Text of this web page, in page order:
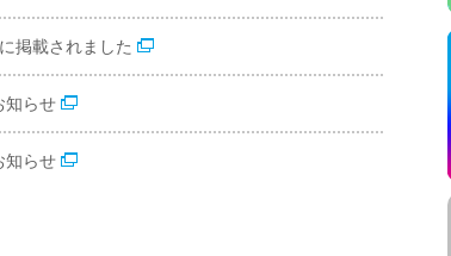
掲載されました
知らせ
知らせ